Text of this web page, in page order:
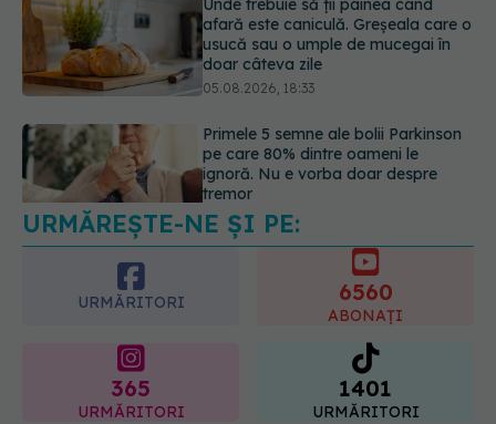
Primele 5 semne ale bolii Parkinson
pe care 80% dintre oameni le
ignoră. Nu e vorba doar despre
tremor
05.08.2026, 17:31
Gabriela Cristea, manifest pentru
respect și acceptare: Corpul
fiecăruia spune o poveste
05.08.2026, 21:23
URMĂREȘTE-NE ȘI PE:
URMĂRITORI 6560
ABONAȚI
365
URMĂRITORI
1401
URMĂRITORI